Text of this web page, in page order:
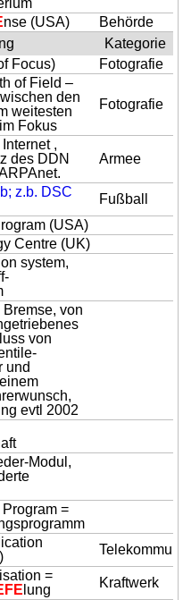
nse (USA)
Behörde
Kategorie
Focus) Fotografie
of Field –
den
weitesten
Fokus
Fotografie
,
des DDN
Armee
z.b. DSC
Fußball
(USA)
Centre (UK)
system,
von
von
und
evtl 2002
Modul,
Program =
=
lung Kraftwerk